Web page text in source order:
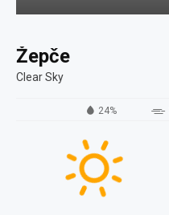
Žepče
Clear Sky
24%